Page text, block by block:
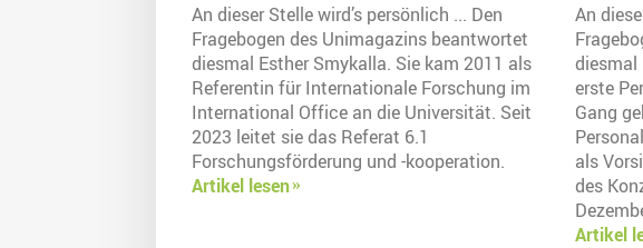
An dieser Stelle wird’s persönlich ... Den
Fragebogen des Unimagazins beantwortet
diesmal Esther Smykalla. Sie kam 2011 als
Referentin für Internationale Forschung im
International Office an die Universität. Seit
2023 leitet sie das Referat 6.1
Forschungsförderung und -kooperation.
Artikel lesen
An
diesmal
erste
Gang
als
des
Artikel